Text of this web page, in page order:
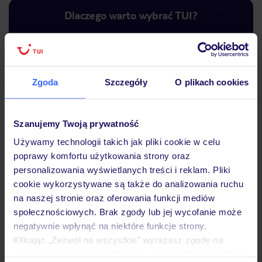
Zgoda Szczegóły O plikach cookies
Szanujemy Twoją prywatność
Używamy technologii takich jak pliki cookie w celu
poprawy komfortu użytkowania strony oraz
personalizowania wyświetlanych treści i reklam. Pliki
cookie wykorzystywane są także do analizowania ruchu
na naszej stronie oraz oferowania funkcji mediów
społecznościowych. Brak zgody lub jej wycofanie może
negatywnie wpłynąć na niektóre funkcje strony.
Klikając „Zezwól na wszystkie” wyrażasz zgodę na
Dlaczego warto wybrać TUI?
Lider niskich cen
Największe biuro
podróży w Polsce
30 lat w
Hotel
Pokoje